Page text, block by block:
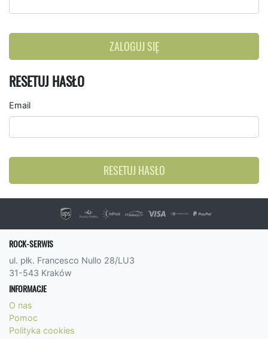
ZALOGUJ SIĘ
RESETUJ HASŁO
Email
RESETUJ HASŁO
ROCK-SERWIS
ul. płk. Francesco Nullo 28/LU3
31-543 Kraków
INFORMACJE
O nas
Pomoc
Polityka cookies